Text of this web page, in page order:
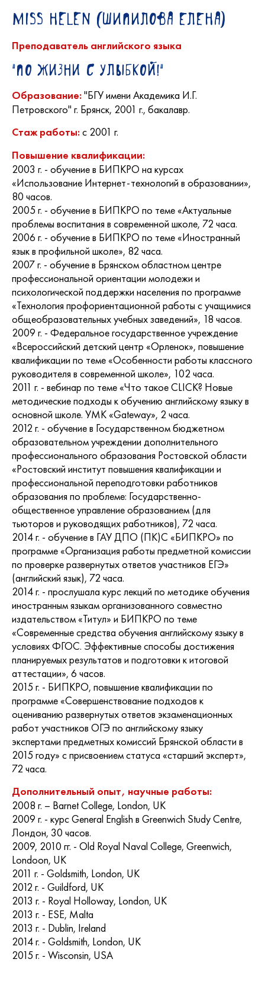
Miss Helen (Шипилова Елена)
Преподаватель английского языка
"По жизни с улыбкой!"
Образование:"БГУ имени Академика И.Г.
Петровского" г. Брянск, 2001 г., бакалавр.
Стаж работы:с 2001 г.
Повышение квалификации:
2003 г. - обучение в БИПКРО на курсах
«Использование Интернет-технологий в образовании»,
80 часов.
2005 г. - обучение в БИПКРО по теме «Актуальные
проблемы воспитания в современной школе, 72 часа.
2006 г. - обучение в БИПКРО по теме «Иностранный
язык в профильной школе», 82 часа.
2007 г. - обучение в Брянском областном центре
профессиональной ориентации молодежи и
психологической поддержки населения по программе
«Технология профориентационной работы с учащимися
общеобразовательных учебных заведений», 18 часов.
2009 г. - Федеральное государственное учреждение
«Всероссийский детский центр «Орленок», повышение
квалификации по теме «Особенности работы классного
руководителя в современной школе», 102 часа.
2011 г. - вебинар по теме «Что такое CLICK? Новые
методические подходы к обучению английскому языку в
основной школе. УМК «Gateway», 2 часа.
2012 г. - обучение в Государственном бюджетном
образовательном учреждении дополнительного
профессионального образования Ростовской области
«Ростовский институт повышения квалификации и
профессиональной переподготовки работников
образования по проблеме: Государственно-
общественное управление образованием (для
тьюторов и руководящих работников), 72 часа.
2014 г. - обучение в ГАУ ДПО (ПК)С «БИПКРО» по
программе «Организация работы предметной комиссии
по проверке развернутых ответов участников ЕГЭ»
(английский язык), 72 часа.
2014 г. - прослушала курс лекций по методике обучения
иностранным языкам организованного совместно
издательством «Титул» и БИПКРО по теме
«Современные средства обучения английскому языку в
условиях ФГОС. Эффективные способы достижения
планируемых результатов и подготовки к итоговой
аттестации», 6 часов.
2015 г. - БИПКРО, повышение квалификации по
программе «Совершенствование подходов к
оцениванию развернутых ответов экзаменационных
работ участников ОГЭ по английскому языку
экспертами предметных комиссий Брянской области в
2015 году» с присвоением статуса «старший эксперт»,
72 часа.
Дополнительный опыт, научные работы:
2008 г. – Barnet College, London, UK
2009 г. - курс General English в Greenwich Study Centre,
Лондон, 30 часов.
2009, 2010 гг. - Old Royal Naval College, Greenwich,
Londoon, UK
2011 г. - Goldsmith, London, UK
2012 г. - Guildford, UK
2013 г. - Royal Holloway, London, UK
2013 г. - ESE, Malta
2013 г. - Dublin, Ireland
2014 г. - Goldsmith, London, UK
2015 г. - Wisconsin, USA